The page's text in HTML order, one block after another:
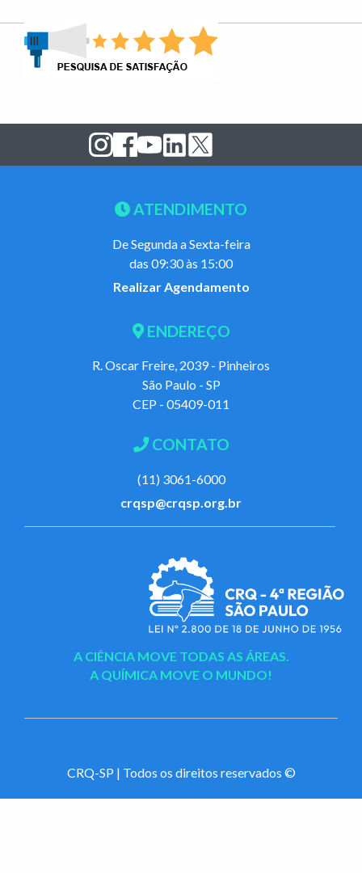
ATENDIMENTO
De Segunda a Sexta-feira
das 09:30 às 15:00
Realizar Agendamento
ENDEREÇO
R. Oscar Freire, 2039 - Pinheiros
São Paulo - SP
CEP - 05409-011
CONTATO
(11) 3061-6000
crqsp@crqsp.org.br
A CIÊNCIA MOVE TODAS AS ÁREAS.
A QUÍMICA MOVE O MUNDO!
CRQ-SP | Todos os direitos reservados ©